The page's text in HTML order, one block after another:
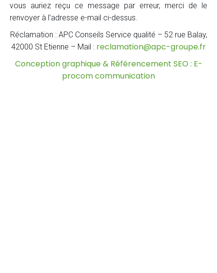
vous auriez reçu ce message par erreur, merci de le
renvoyer à l’adresse e-mail ci-dessus.
Réclamation : APC Conseils Service qualité – 52 rue Balay,
42000 St Etienne – Mail : reclamation@apc-groupe.fr
Conception graphique & Référencement SEO : E-
procom communication